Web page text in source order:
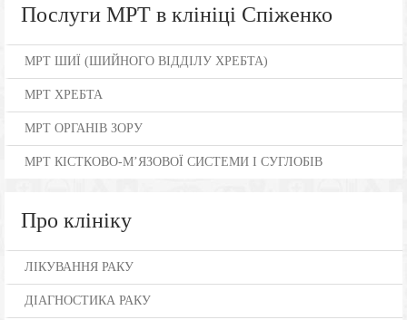
Послуги МРТ в клініці Спіженко
МРТ ШИЇ (ШИЙНОГО ВІДДІЛУ ХРЕБТА)
МРТ ХРЕБТА
МРТ ОРГАНІВ ЗОРУ
МРТ КІСТКОВО-М’ЯЗОВОЇ СИСТЕМИ І СУГЛОБІВ
Про клініку
ЛІКУВАННЯ РАКУ
ДІАГНОСТИКА РАКУ